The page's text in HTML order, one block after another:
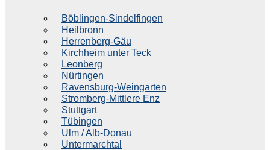
Böblingen-Sindelfingen
Heilbronn
Herrenberg-Gäu
Kirchheim unter Teck
Leonberg
Nürtingen
Ravensburg-Weingarten
Stromberg-Mittlere Enz
Stuttgart
Tübingen
Ulm / Alb-Donau
Untermarchtal